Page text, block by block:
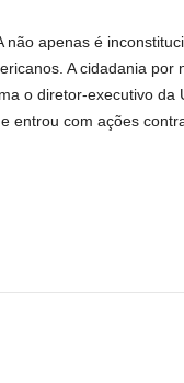
não apenas é
A cidadania por
o diretor-executivo da
entrou com ações